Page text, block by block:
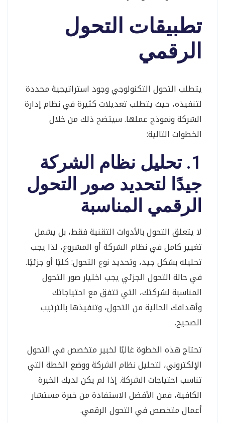
تطبيقات التحول
الرقمي
يتطلب التحول التكنولوجي وجود استراتيجية محددة
لتنفيذه، حيث يتطلب تعديلات كثيرة في نظام إدارة
الشركة ونموذج عملها. سيتضح ذلك من خلال
الخطوات التالية:
1. تحليل نظام الشركة
جيدًا لتحديد صور التحول
الرقمي المناسبة
لا يتعلق التحول بالأدوات التقنية فقط، بل يشمل
تغيير كامل في نظام الشركة أو المشروع، لذا يجب
تحليله بشكل جيد، وتحديد نوع التحول: كليًا أو جزئيًا.
في حالة التحول الجزئي يجب اختيار صور التحول
المناسبة لشركتك، التي تتفق مع احتياجاتك
وأهدافك الحالية من التحول، وتنفيذها بالترتيب
الصحيح.
تحتاج هذه الخطوة غالبًا لخبير متخصص في التحول
الإلكتروني، لتحليل نظام الشركة ووضع الخطة التي
تناسب احتياجات الشركة. إذا لم يكن لديك الخبرة
الكافية، فمن الأفضل الاستفادة من خبرة مستشار
أعمال متخصص في التحول الرقمي.